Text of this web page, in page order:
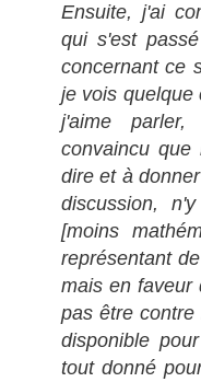
Ensuite, j'ai
qui s'est
concernant ce
je vois quelque
j'aime
convaincu que
dire et à
discussion,
[moins
représentant
mais en faveur
pas être
disponible
tout donné